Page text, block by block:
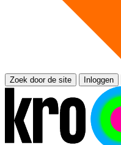
Zoek door de site Inloggen